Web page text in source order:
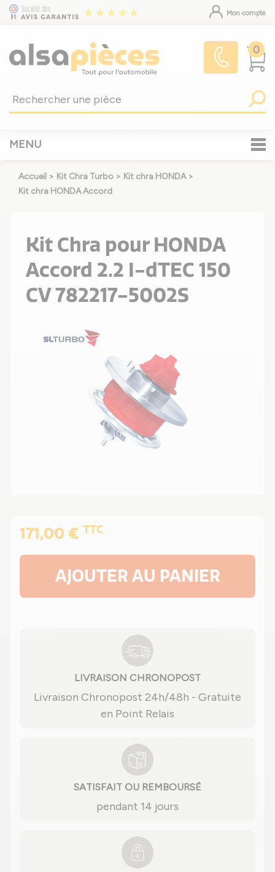
Mon compte
0
MENU
Accueil > Kit Chra Turbo > Kit chra HONDA >
Kit chra HONDA Accord
Kit Chra pour HONDA
Accord 2.2 I-dTEC 150
CV 782217-5002S
171,00 € TTC
AJOUTER AU PANIER
LIVRAISON CHRONOPOST
Livraison Chronopost 24h/48h - Gratuite
en Point Relais
SATISFAIT OU REMBOURSÉ
pendant 14 jours